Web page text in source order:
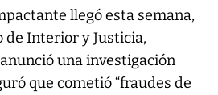
llegó esta semana,
Interior y Justicia,
una investigación
que cometió “fraudes de